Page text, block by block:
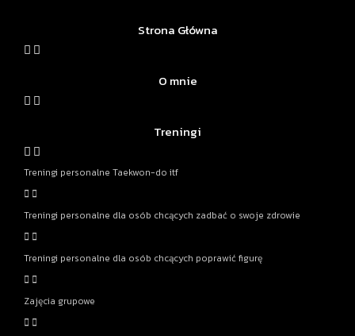
Strona Główna
O mnie
Treningi
Treningi personalne Taekwon-do itf
Treningi personalne dla osób chcących zadbać o swoje zdrowie
Treningi personalne dla osób chcących poprawić figurę
Zajęcia grupowe